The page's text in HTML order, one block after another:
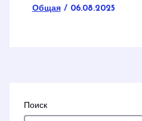
Общая/ 06.08.2025
Поиск